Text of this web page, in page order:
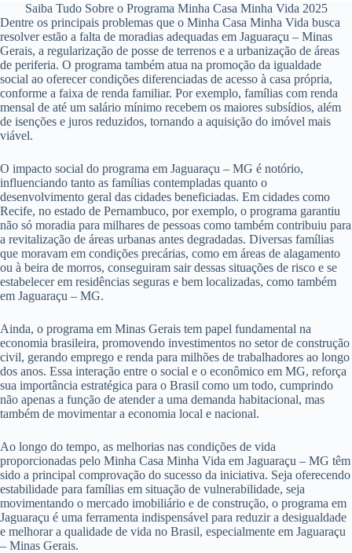
Saiba Tudo Sobre o Programa Minha Casa Minha Vida 2025
Dentre os principais problemas que o Minha Casa Minha Vida busca
resolver estão a falta de moradias adequadas em Jaguaraçu – Minas
Gerais, a regularização de posse de terrenos e a urbanização de áreas
de periferia. O programa também atua na promoção da igualdade
social ao oferecer condições diferenciadas de acesso à casa própria,
conforme a faixa de renda familiar. Por exemplo, famílias com renda
mensal de até um salário mínimo recebem os maiores subsídios, além
de isenções e juros reduzidos, tornando a aquisição do imóvel mais
viável.
O impacto social do programa em Jaguaraçu – MG é notório,
influenciando tanto as famílias contempladas quanto o
desenvolvimento geral das cidades beneficiadas. Em cidades como
Recife, no estado de Pernambuco, por exemplo, o programa garantiu
não só moradia para milhares de pessoas como também contribuiu para
a revitalização de áreas urbanas antes degradadas. Diversas famílias
que moravam em condições precárias, como em áreas de alagamento
ou à beira de morros, conseguiram sair dessas situações de risco e se
estabelecer em residências seguras e bem localizadas, como também
em Jaguaraçu – MG.
Ainda, o programa em Minas Gerais tem papel fundamental na
economia brasileira, promovendo investimentos no setor de construção
civil, gerando emprego e renda para milhões de trabalhadores ao longo
dos anos. Essa interação entre o social e o econômico em MG, reforça
sua importância estratégica para o Brasil como um todo, cumprindo
não apenas a função de atender a uma demanda habitacional, mas
também de movimentar a economia local e nacional.
Ao longo do tempo, as melhorias nas condições de vida
proporcionadas pelo Minha Casa Minha Vida em Jaguaraçu – MG têm
sido a principal comprovação do sucesso da iniciativa. Seja oferecendo
estabilidade para famílias em situação de vulnerabilidade, seja
movimentando o mercado imobiliário e de construção, o programa em
Jaguaraçu é uma ferramenta indispensável para reduzir a desigualdade
e melhorar a qualidade de vida no Brasil, especialmente em Jaguaraçu
– Minas Gerais.